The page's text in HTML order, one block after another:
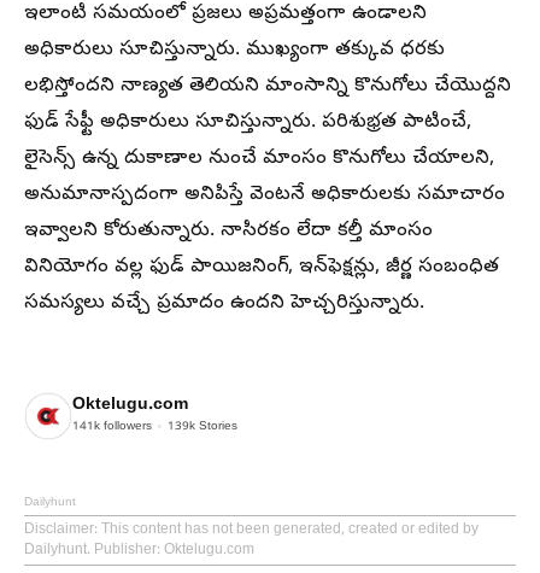
ఇలాంటి సమయంలో ప్రజలు అప్రమత్తంగా ఉండాలని
అధికారులు సూచిస్తున్నారు. ముఖ్యంగా తక్కువ ధరకు
లభిస్తోందని నాణ్యత తెలియని మాంసాన్ని కొనుగోలు చేయొద్దని
ఫుడ్ సేఫ్టీ అధికారులు సూచిస్తున్నారు. పరిశుభ్రత పాటించే,
లైసెన్స్ ఉన్న దుకాణాల నుంచే మాంసం కొనుగోలు చేయాలని,
అనుమానాస్పదంగా అనిపిస్తే వెంటనే అధికారులకు సమాచారం
ఇవ్వాలని కోరుతున్నారు. నాసిరకం లేదా కల్తీ మాంసం
వినియోగం వల్ల ఫుడ్ పాయిజనింగ్, ఇన్‌ఫెక్షన్లు, జీర్ణ సంబంధిత
సమస్యలు వచ్చే ప్రమాదం ఉందని హెచ్చరిస్తున్నారు.
Oktelugu.com
141k followers 139k Stories
Dailyhunt
Disclaimer: This content has not been generated, created or edited by
Dailyhunt. Publisher: Oktelugu.com